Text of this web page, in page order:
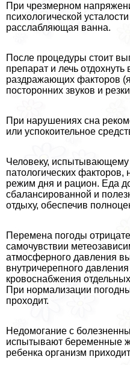
При чрезмерном
психологической
расслабляющая ванна.
После процедуры стоит
препарат и лечь
раздражающих факторов
посторонних звуков и
При нарушениях сна
или успокоительное
Человеку, испытывающему
патологических
режим дня и рацион. Еда
сбалансированной и
отдыху, обеспечив
Перемена погоды
самочувствии
атмосферного давления
внутричерепного
кровоснабжения
При нормализации
проходит.
Недомогание с
испытывают беременные
ребенка организм